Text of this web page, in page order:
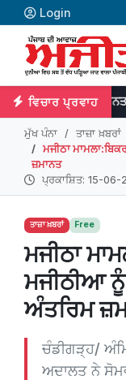
Login
ਵਿਚਾਰ ਪ੍ਰਵਾਹ
ਮਿਹਨਤ ਉਨ੍ਹਾਂ ਨੂੰ ਨੇਪਰੇ
ਮੁੱਖ ਪੰਨਾ
ਤਾਜ਼ਾ ਖ਼ਬਰਾਂ
ਮਜੀਠਾ
ਜ਼ਮਾਨਤ
ਪ੍ਰਕਾਸ਼ਿਤ: 15-06-
ਤਾਜ਼ਾ ਖ਼ਬਰਾਂ Free
ਮਜੀਠਾ
ਮਜੀਠੀਆ
ਅੰਤਰਿਮ
ਚੰਡੀਗੜ੍ਹ/
ਅਦਾਲਤ ਨੇ